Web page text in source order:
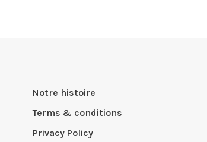
Notre histoire
Terms & conditions
Privacy Policy